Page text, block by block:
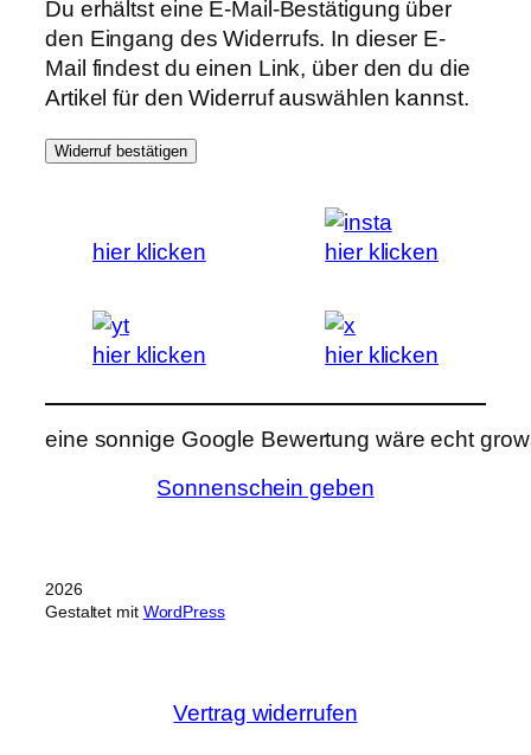
Du erhältst eine E-Mail-Bestätigung über
den Eingang des Widerrufs. In dieser E-
Mail findest du einen Link, über den du die
Artikel für den Widerruf auswählen kannst.
Widerruf bestätigen
hier klicken hier klicken
hier klicken hier klicken
eine sonnige Google Bewertung wäre echt
Sonnenschein geben
2026
Gestaltet mit WordPress
Vertrag widerrufen